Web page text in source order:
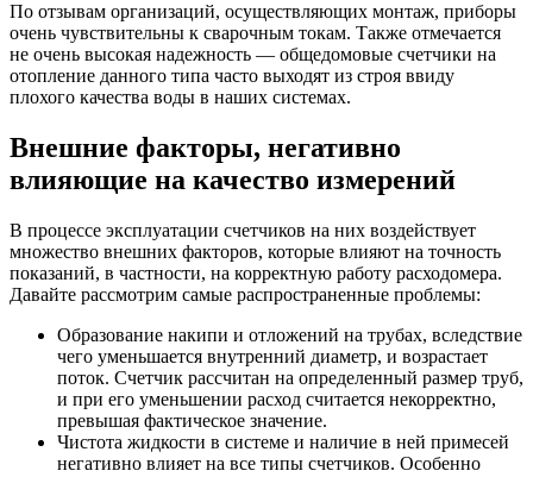
По отзывам организаций, осуществляющих монтаж, приборы
очень чувствительны к сварочным токам. Также отмечается
не очень высокая надежность — общедомовые счетчики на
отопление данного типа часто выходят из строя ввиду
плохого качества воды в наших системах.
Внешние факторы, негативно
влияющие на качество измерений
В процессе эксплуатации счетчиков на них воздействует
множество внешних факторов, которые влияют на точность
показаний, в частности, на корректную работу расходомера.
Давайте рассмотрим самые распространенные проблемы:
Образование накипи и отложений на трубах, вследствие
чего уменьшается внутренний диаметр, и возрастает
поток. Счетчик рассчитан на определенный размер труб,
и при его уменьшении расход считается некорректно,
превышая фактическое значение.
Чистота жидкости в системе и наличие в ней примесей
негативно влияет на все типы счетчиков. Особенно